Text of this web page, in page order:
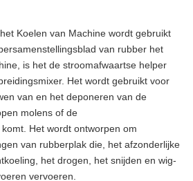
Koelen van Machine wordt gebruikt
van rubber het
is het de stroomafwaartse helper
Het wordt gebruikt voor
van en het deponeren van de
molens of de
Het wordt ontworpen om
van rubberplak die, het afzonderlijke
het drogen, het snijden en wig-
vervoeren.